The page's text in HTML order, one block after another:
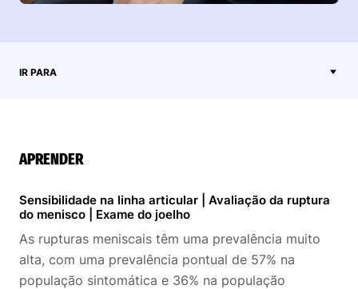
IR PARA
APRENDER
Sensibilidade na linha articular | Avaliação da ruptura
do menisco | Exame do joelho
As rupturas meniscais têm uma prevalência muito
alta, com uma prevalência pontual de 57% na
população sintomática e 36% na população